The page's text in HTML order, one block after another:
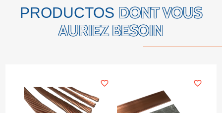
PRODUCTOS DONT VOUS
AURIEZ BESOIN
favorite_border favorite_border